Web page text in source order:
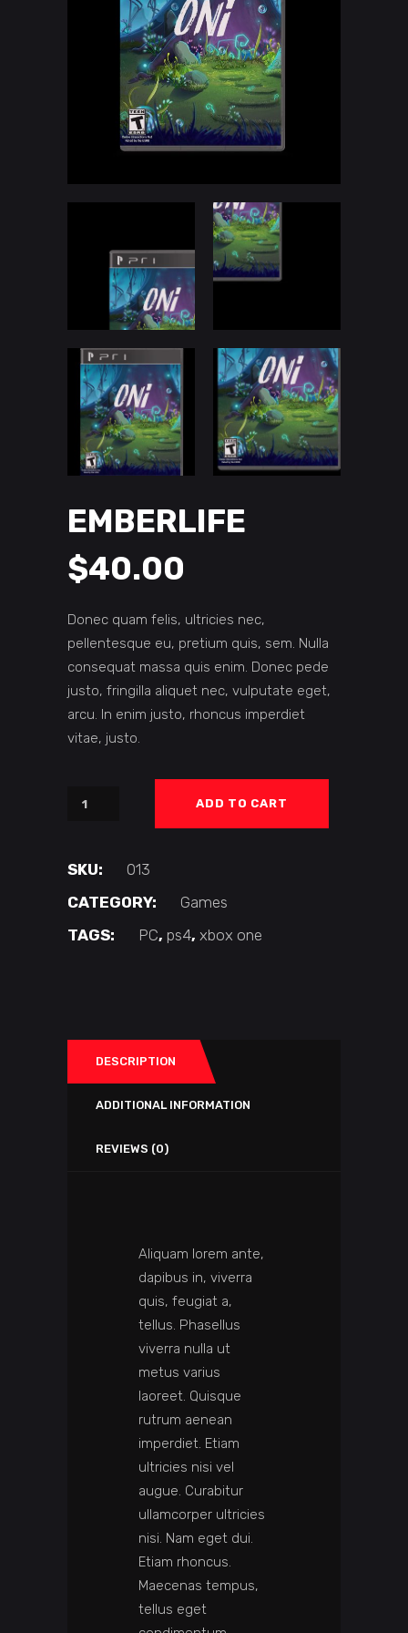
EMBERLIFE
$40.00
Donec quam felis, ultricies nec,
pellentesque eu, pretium quis, sem. Nulla
consequat massa quis enim. Donec pede
justo, fringilla aliquet nec, vulputate eget,
arcu. In enim justo, rhoncus imperdiet
vitae, justo.
Emberlife
ADD TO CART
SKU:
013
CATEGORY:
Games
TAGS:
PC, ps4, xbox one
DESCRIPTION
ADDITIONAL INFORMATION
REVIEWS (0)
Aliquam lorem ante,
dapibus in, viverra
quis, feugiat a,
tellus. Phasellus
viverra nulla ut
metus varius
laoreet. Quisque
rutrum aenean
imperdiet. Etiam
ultricies nisi vel
augue. Curabitur
ullamcorper ultricies
nisi. Nam eget dui.
Etiam rhoncus.
Maecenas tempus,
tellus eget